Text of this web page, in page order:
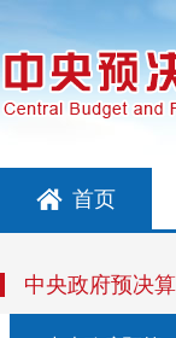
首页
中央政府预决算